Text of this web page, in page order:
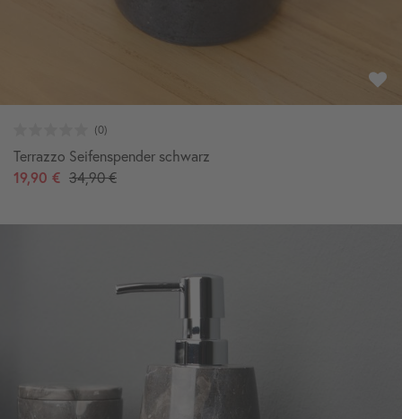
Terrazzo Seifenspender schwarz
19,90 € 34,90 €